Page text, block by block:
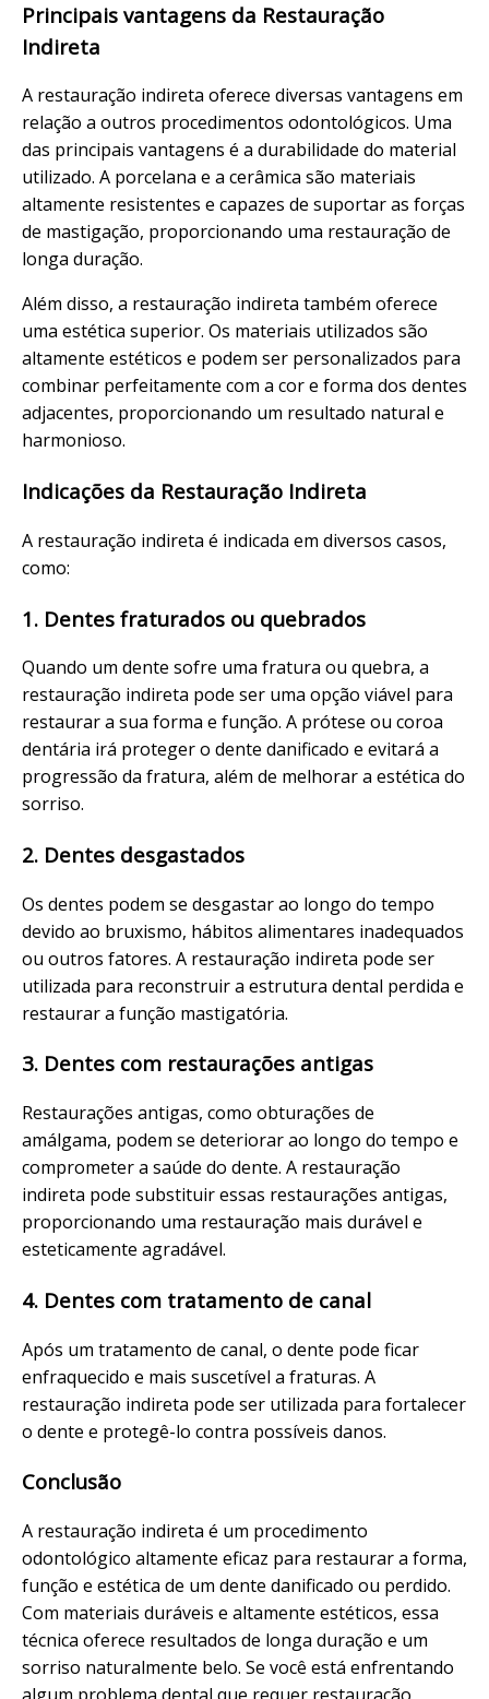
Principais vantagens da Restauração
Indireta
A restauração indireta oferece diversas vantagens em
relação a outros procedimentos odontológicos. Uma
das principais vantagens é a durabilidade do material
utilizado. A porcelana e a cerâmica são materiais
altamente resistentes e capazes de suportar as forças
de mastigação, proporcionando uma restauração de
longa duração.
Além disso, a restauração indireta também oferece
uma estética superior. Os materiais utilizados são
altamente estéticos e podem ser personalizados para
combinar perfeitamente com a cor e forma dos dentes
adjacentes, proporcionando um resultado natural e
harmonioso.
Indicações da Restauração Indireta
A restauração indireta é indicada em diversos casos,
como:
1. Dentes fraturados ou quebrados
Quando um dente sofre uma fratura ou quebra, a
restauração indireta pode ser uma opção viável para
restaurar a sua forma e função. A prótese ou coroa
dentária irá proteger o dente danificado e evitará a
progressão da fratura, além de melhorar a estética do
sorriso.
2. Dentes desgastados
Os dentes podem se desgastar ao longo do tempo
devido ao bruxismo, hábitos alimentares inadequados
ou outros fatores. A restauração indireta pode ser
utilizada para reconstruir a estrutura dental perdida e
restaurar a função mastigatória.
3. Dentes com restaurações antigas
Restaurações antigas, como obturações de
amálgama, podem se deteriorar ao longo do tempo e
comprometer a saúde do dente. A restauração
indireta pode substituir essas restaurações antigas,
proporcionando uma restauração mais durável e
esteticamente agradável.
4. Dentes com tratamento de canal
Após um tratamento de canal, o dente pode ficar
enfraquecido e mais suscetível a fraturas. A
restauração indireta pode ser utilizada para fortalecer
o dente e protegê-lo contra possíveis danos.
Conclusão
A restauração indireta é um procedimento
odontológico altamente eficaz para restaurar a forma,
função e estética de um dente danificado ou perdido.
Com materiais duráveis e altamente estéticos, essa
técnica oferece resultados de longa duração e um
sorriso naturalmente belo. Se você está enfrentando